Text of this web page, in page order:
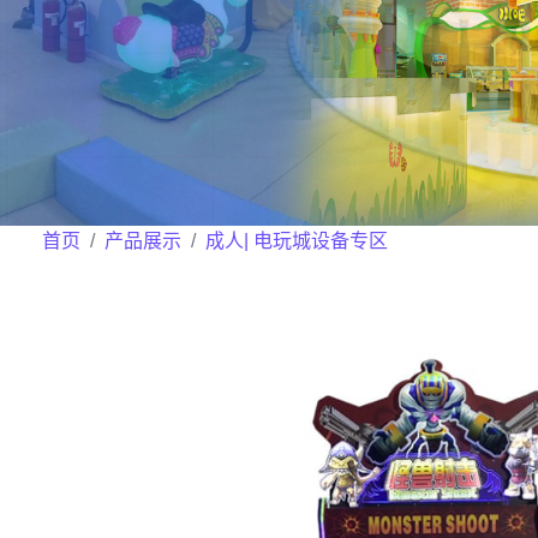
首页 产品展示 成人| 电玩城设备专区